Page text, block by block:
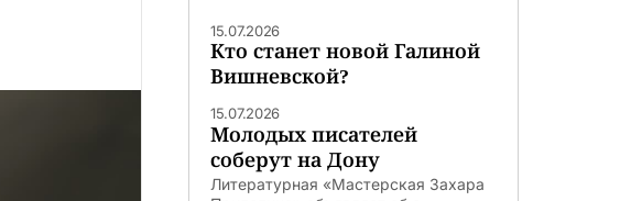
15.07.2026
Кто станет новой Галиной
Вишневской?
15.07.2026
Молодых писателей
соберут на Дону
Литературная «Мастерская Захара